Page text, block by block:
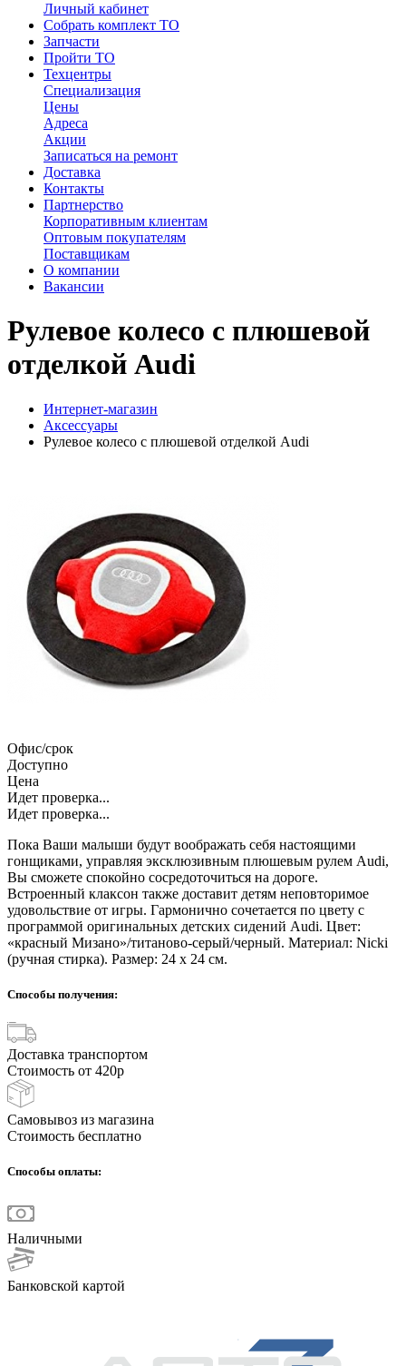
Личный кабинет
Собрать комплект ТО
Запчасти
Пройти ТО
Техцентры
Специализация
Цены
Адреса
Акции
Записаться на ремонт
Доставка
Контакты
Партнерство
Корпоративным клиентам
Оптовым покупателям
Поставщикам
О компании
Вакансии
Рулевое колесо с плюшевой
отделкой Audi
Интернет-магазин
Аксессуары
Рулевое колесо с плюшевой отделкой Audi
Офис/срок
Доступно
Цена
Идет проверка...
Идет проверка...
Пока Ваши малыши будут воображать себя настоящими
гонщиками, управляя эксклюзивным плюшевым рулем Audi,
Вы сможете спокойно сосредоточиться на дороге.
Встроенный клаксон также доставит детям неповторимое
удовольствие от игры. Гармонично сочетается по цвету с
программой оригинальных детских сидений Audi. Цвет:
«красный Мизано»/титаново-серый/черный. Материал: Nicki
(ручная стирка). Размер: 24 x 24 см.
Способы получения:
Доставка транспортом
Стоимость от 420р
Самовывоз из магазина
Стоимость бесплатно
Способы оплаты:
Наличными
Банковской картой